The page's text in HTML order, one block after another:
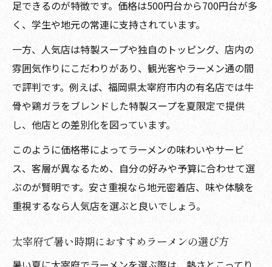
足できるのが特徴です。価格は500円台から700円台が多
く、学生や地元の常連に支持されています。
一方、人気店は特製スープや独自のトッピング、店内の
雰囲気作りにこだわりがあり、観光客やラーメン通の間
で評判です。例えば、福岡県太宰府市内の有名店では牛
骨や鶏ガラをブレンドした特製スープを夏限定で提供
し、他店との差別化を図っています。
このように価格帯によってラーメンの味わいやサービ
ス、客層が異なるため、自分の好みや予算に合わせて選
ぶのが賢明です。安さ重視なら地元密着店、味や体験を
重視するなら人気店を選ぶと良いでしょう。
太宰府で暑い時期におすすめラーメンの選び方